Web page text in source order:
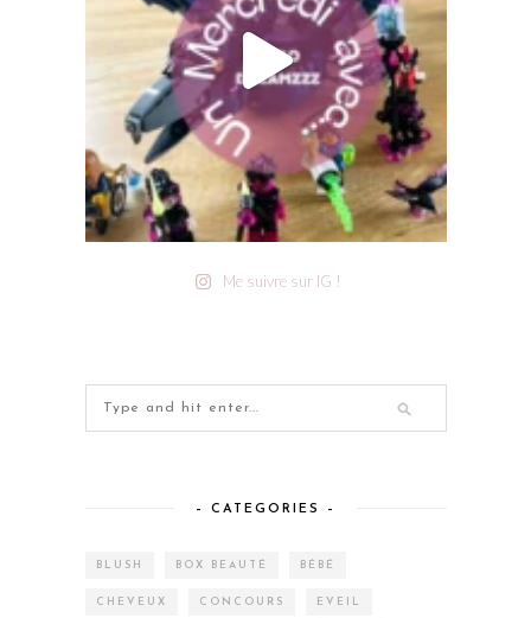
Me suivre sur IG !
– CATEGORIES –
BLUSH BOX BEAUTÉ BÉBÉ
CHEVEUX CONCOURS EVEIL